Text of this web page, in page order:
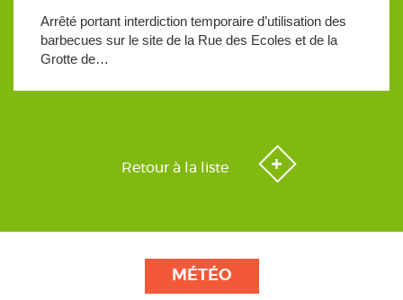
Arrêté portant interdiction temporaire d’utilisation des
barbecues sur le site de la Rue des Ecoles et de la
Grotte de…
Retour à la liste
MÉTÉO